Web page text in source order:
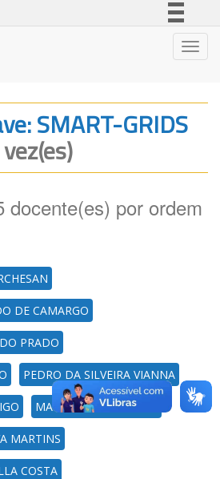
Legislação
SMART-GRIDS
docente(es) por ordem
DE CAMARGO
PRADO
PEDRO DA SILVEIRA VIANNA
MAURICIO SPERANDIO
MARTINS
COSTA